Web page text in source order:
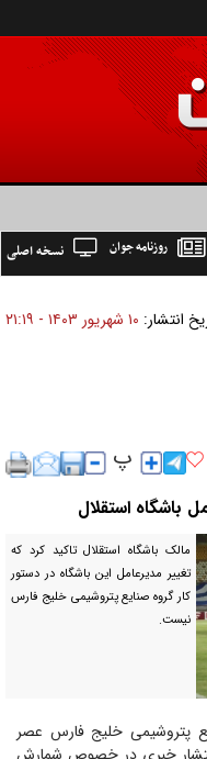
نسخه اصلی روزنامه جوان
انتشار: ۱۰ شهريور ۱۴۰۳ - ۲۱:۱۹
باشگاه استقلال
مالک باشگاه استقلال تاکید کرد که
تغییر مدیرعامل این باشگاه در دستور
کار گروه صنایع پتروشیمی خلیج فارس
نیست.
پتروشیمی خلیج فارس عصر